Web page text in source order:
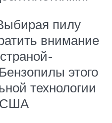
пилу
внимание
этого
технологии
США